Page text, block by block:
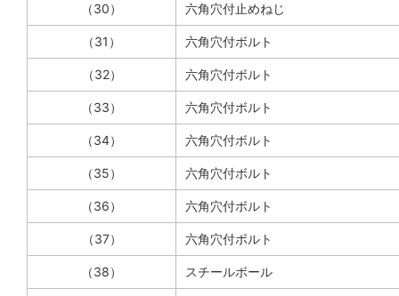
（30） 六角穴付止めねじ
（31） 六角穴付ボルト
（32） 六角穴付ボルト
（33） 六角穴付ボルト
（34） 六角穴付ボルト
（35） 六角穴付ボルト
（36） 六角穴付ボルト
（37） 六角穴付ボルト
（38） スチールボール